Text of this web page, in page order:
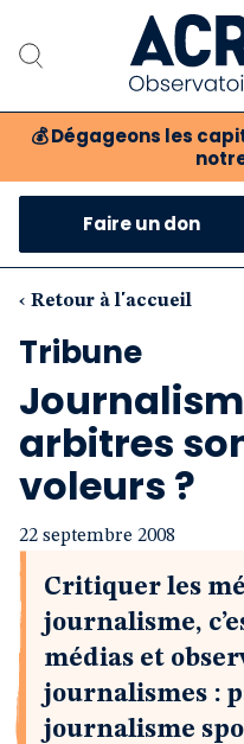
💰 Dégageons les
Notre
Notre
Nos
Faire un don
‹ Retour à l'accueil
Tribune
arbitres
voleurs ?
22 septembre 2008
Critiquer les
journalisme,
médias et
journalismes :
journalisme